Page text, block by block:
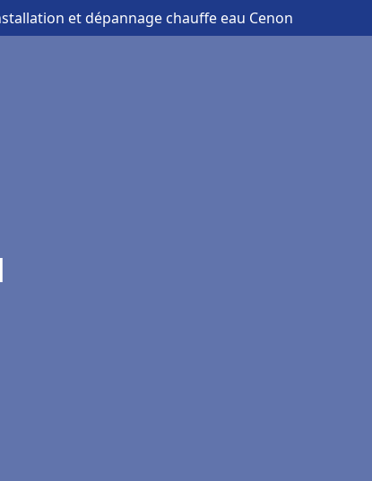
et dépannage chauffe eau Cenon